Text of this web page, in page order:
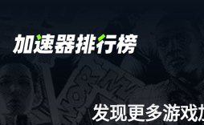
发现更多游戏